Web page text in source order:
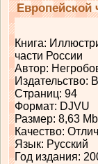
Европейской
Книга:
части России
Автор:
Издательство:
Страниц: 94
Формат: DJVU
Размер: 8,63
Качество:
Язык: Русский
Год издания: